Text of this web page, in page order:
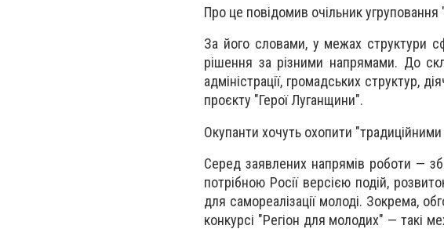
Про це повідомив очільник
За його словами, у межах структури
рішення за різними напрямами. До
адміністрації, громадських структур,
проєкту "Герої Луганщини".
Окупанти хочуть охопити
Серед заявлених напрямів роботи —
потрібною Росії версією подій,
для самореалізації молоді. Зокрема,
конкурсі "Регіон для молодих" — такі